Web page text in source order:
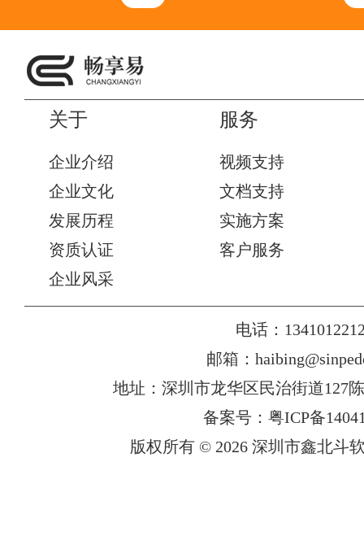
关于
企业介绍
企业文化
发展历程
资质认证
企业风采
服务
视频支持
文档支持
实施方案
客户服务
电话：
邮箱：
地址：深圳市龙华区民治街道127
备案号：粤ICP备
版权所有 © 2026 深圳市鑫北斗